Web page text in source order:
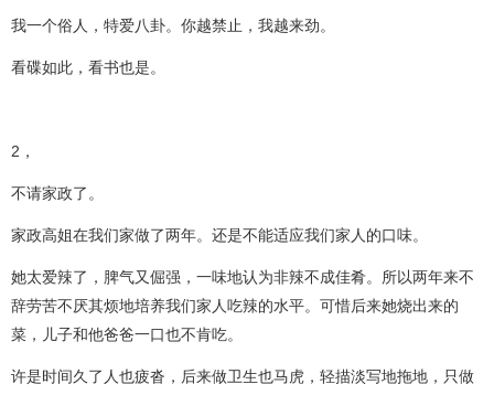
我一个俗人，特爱八卦。你越禁止，我越来劲。
看碟如此，看书也是。
2，
不请家政了。
家政高姐在我们家做了两年。还是不能适应我们家人的口味。
她太爱辣了，脾气又倔强，一味地认为非辣不成佳肴。所以两年来不
辞劳苦不厌其烦地培养我们家人吃辣的水平。可惜后来她烧出来的
菜，儿子和他爸爸一口也不肯吃。
许是时间久了人也疲沓，后来做卫生也马虎，轻描淡写地拖地，只做